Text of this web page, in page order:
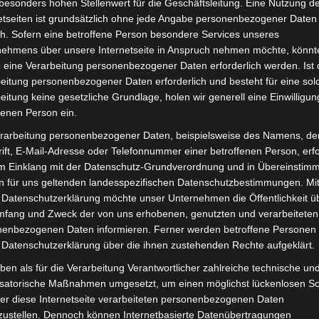
Versandfertig
Rezensionen (0)
VS1. Sitzhalterung für optimale Funktionalität
du hier:
Volta Motor Elektro-Scooter VS1.
hohen Stellenwert für die Geschäftsleitung. Eine Nutzung
ist grundsätzlich ohne jede Angabe personenbezogener Daten
Sofern eine betroffene Person besondere Services unseres
über unsere Internetseite in Anspruch nehmen möchte,
eine Verarbeitung personenbezogener Daten erforderlich werden. Ist
personenbezogener Daten erforderlich und besteht für eine
keine gesetzliche Grundlage, holen wir generell eine
Person ein.
personenbezogener Daten, beispielsweise des Namens,
E-Mail-Adresse oder Telefonnummer einer betroffenen Person,
Einklang mit der Datenschutz-Grundverordnung und in
für uns geltenden landesspezifischen Datenschutzbestimmungen.
möchte unser Unternehmen die Öffentlichkeit
und Zweck der von uns erhobenen, genutzten und verarbeiteten
Daten informieren. Ferner werden betroffene Personen
über die ihnen zustehenden Rechte aufgeklärt.
als für die Verarbeitung Verantwortlicher zahlreiche technische und
Maßnahmen umgesetzt, um einen möglichst lückenlosen
diese Internetseite verarbeiteten personenbezogenen Daten
Dennoch können Internetbasierte Datenübertragungen